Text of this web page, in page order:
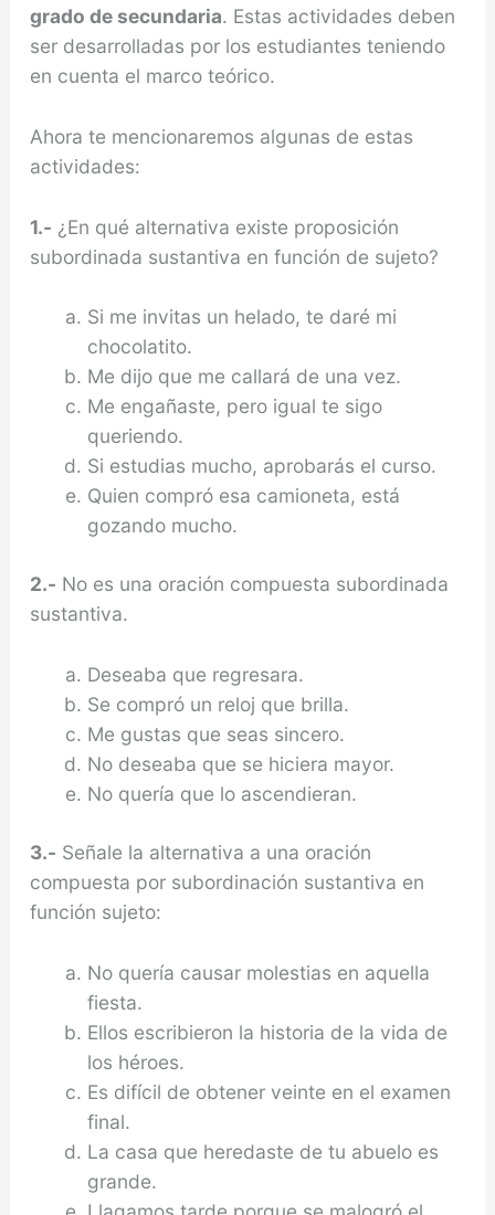
grado de secundaria. Estas actividades deben
ser desarrolladas por los estudiantes teniendo
en cuenta el marco teórico.
Ahora te mencionaremos algunas de estas
actividades:
1.- ¿En qué alternativa existe proposición
subordinada sustantiva en función de sujeto?
Si me invitas un helado, te daré mi
chocolatito.
Me dijo que me callará de una vez.
Me engañaste, pero igual te sigo
queriendo.
Si estudias mucho, aprobarás el curso.
Quien compró esa camioneta, está
gozando mucho.
2.- No es una oración compuesta subordinada
sustantiva.
Deseaba que regresara.
Se compró un reloj que brilla.
Me gustas que seas sincero.
No deseaba que se hiciera mayor.
No quería que lo ascendieran.
3.- Señale la alternativa a una oración
compuesta por subordinación sustantiva en
función sujeto:
No quería causar molestias en aquella
fiesta.
Ellos escribieron la historia de la vida de
los héroes.
Es difícil de obtener veinte en el examen
final.
La casa que heredaste de tu abuelo es
grande.